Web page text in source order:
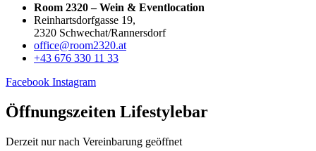
Room 2320 – Wein & Eventlocation
Reinhartsdorfgasse 19,
2320 Schwechat/Rannersdorf
office@room2320.at
+43 676 330 11 33
Facebook Instagram
Öffnungszeiten Lifestylebar
Derzeit nur nach Vereinbarung geöffnet